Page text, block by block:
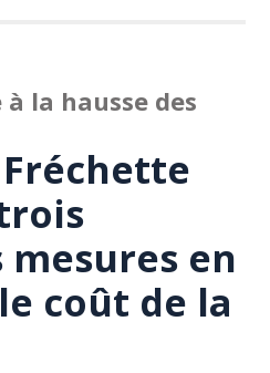
la hausse des
en
coût de la